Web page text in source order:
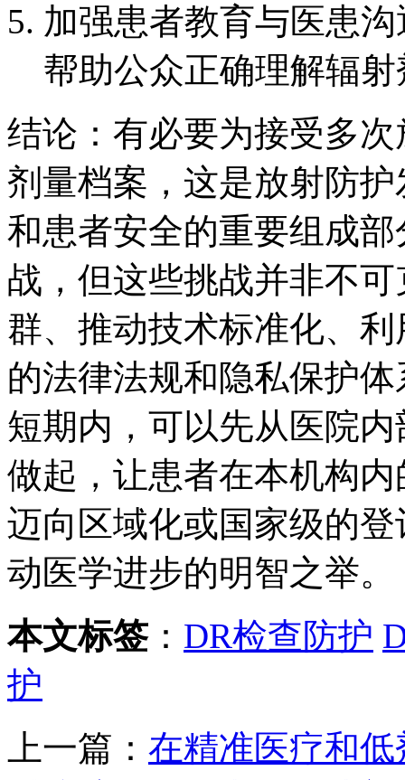
加强患者教育与医患
帮助公众正确理解辐
结论：有必要为接受多
剂量档案，这是放射防
和患者安全的重要组成
战，但这些挑战并非不
群、推动技术标准化、
的法律法规和隐私保护
短期内，可以先从医院
做起，让患者在本机构
迈向区域化或国家级的
动医学进步的明智之举。
本文标签： DR检查防护
护
上一篇： 在精准医疗和